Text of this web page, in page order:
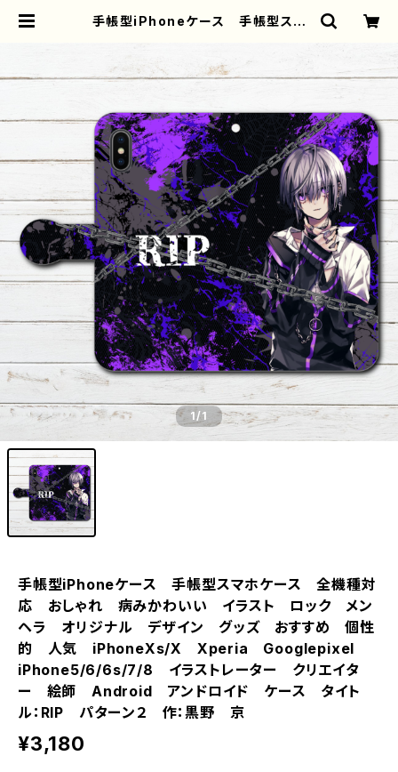
手帳型iPhoneケース 手帳型スマ
ンヘラ オリジナル デザイン グッ
ズ おすすめ 個性的 人気 iPho
neXs/X Xperia Googlepixel
ーター クリエイター 絵師 Andr
oid アンドロイド ケース タイト
ル：RIP パターン２ 作：黒野 京 |
iPhoneケース/スマホケース/Tシャ
ツ/おしゃれ/イラストレーター/グッ
ズ/人気/後払い/通販｜雑貨屋アリう
さ
1/1
手帳型iPhoneケース 手帳型スマホケース 全機種対
応 おしゃれ 病みかわいい イラスト ロック メン
ヘラ オリジナル デザイン グッズ おすすめ 個性
的 人気 iPhoneXs/X Xperia Googlepixel
iPhone5/6/6s/7/8 イラストレーター クリエイタ
ー 絵師 Android アンドロイド ケース タイト
ル：RIP パターン２ 作：黒野 京
¥3,180